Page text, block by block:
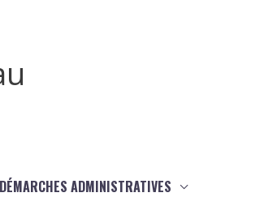
DÉMARCHES ADMINISTRATIVES